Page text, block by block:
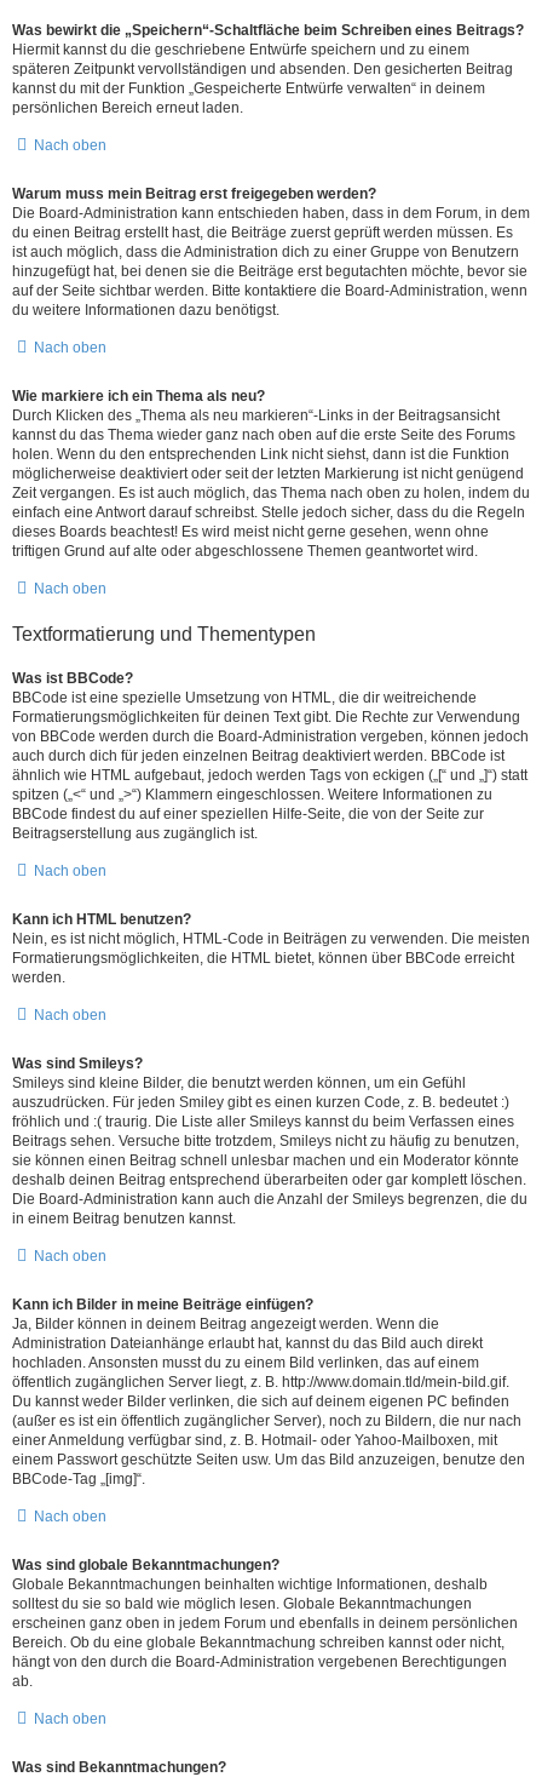
Was bewirkt die „Speichern“-Schaltfläche beim Schreiben eines Beitrags?
Hiermit kannst du die geschriebene Entwürfe speichern und zu einem
späteren Zeitpunkt vervollständigen und absenden. Den gesicherten Beitrag
kannst du mit der Funktion „Gespeicherte Entwürfe verwalten“ in deinem
persönlichen Bereich erneut laden.
Nach oben
Warum muss mein Beitrag erst freigegeben werden?
Die Board-Administration kann entschieden haben, dass in dem Forum, in dem
du einen Beitrag erstellt hast, die Beiträge zuerst geprüft werden müssen. Es
ist auch möglich, dass die Administration dich zu einer Gruppe von Benutzern
hinzugefügt hat, bei denen sie die Beiträge erst begutachten möchte, bevor sie
auf der Seite sichtbar werden. Bitte kontaktiere die Board-Administration, wenn
du weitere Informationen dazu benötigst.
Nach oben
Wie markiere ich ein Thema als neu?
Durch Klicken des „Thema als neu markieren“-Links in der Beitragsansicht
kannst du das Thema wieder ganz nach oben auf die erste Seite des Forums
holen. Wenn du den entsprechenden Link nicht siehst, dann ist die Funktion
möglicherweise deaktiviert oder seit der letzten Markierung ist nicht genügend
Zeit vergangen. Es ist auch möglich, das Thema nach oben zu holen, indem du
einfach eine Antwort darauf schreibst. Stelle jedoch sicher, dass du die Regeln
dieses Boards beachtest! Es wird meist nicht gerne gesehen, wenn ohne
triftigen Grund auf alte oder abgeschlossene Themen geantwortet wird.
Nach oben
Textformatierung und Thementypen
Was ist BBCode?
BBCode ist eine spezielle Umsetzung von HTML, die dir weitreichende
Formatierungsmöglichkeiten für deinen Text gibt. Die Rechte zur Verwendung
von BBCode werden durch die Board-Administration vergeben, können jedoch
auch durch dich für jeden einzelnen Beitrag deaktiviert werden. BBCode ist
ähnlich wie HTML aufgebaut, jedoch werden Tags von eckigen („[“ und „]“) statt
spitzen („<“ und „>“) Klammern eingeschlossen. Weitere Informationen zu
BBCode findest du auf einer speziellen Hilfe-Seite, die von der Seite zur
Beitragserstellung aus zugänglich ist.
Nach oben
Kann ich HTML benutzen?
Nein, es ist nicht möglich, HTML-Code in Beiträgen zu verwenden. Die meisten
Formatierungsmöglichkeiten, die HTML bietet, können über BBCode erreicht
werden.
Nach oben
Was sind Smileys?
Smileys sind kleine Bilder, die benutzt werden können, um ein Gefühl
auszudrücken. Für jeden Smiley gibt es einen kurzen Code, z. B. bedeutet :)
fröhlich und :( traurig. Die Liste aller Smileys kannst du beim Verfassen eines
Beitrags sehen. Versuche bitte trotzdem, Smileys nicht zu häufig zu benutzen,
sie können einen Beitrag schnell unlesbar machen und ein Moderator könnte
deshalb deinen Beitrag entsprechend überarbeiten oder gar komplett löschen.
Die Board-Administration kann auch die Anzahl der Smileys begrenzen, die du
in einem Beitrag benutzen kannst.
Nach oben
Kann ich Bilder in meine Beiträge einfügen?
Ja, Bilder können in deinem Beitrag angezeigt werden. Wenn die
Administration Dateianhänge erlaubt hat, kannst du das Bild auch direkt
hochladen. Ansonsten musst du zu einem Bild verlinken, das auf einem
öffentlich zugänglichen Server liegt, z. B. http://www.domain.tld/mein-bild.gif.
Du kannst weder Bilder verlinken, die sich auf deinem eigenen PC befinden
(außer es ist ein öffentlich zugänglicher Server), noch zu Bildern, die nur nach
einer Anmeldung verfügbar sind, z. B. Hotmail- oder Yahoo-Mailboxen, mit
einem Passwort geschützte Seiten usw. Um das Bild anzuzeigen, benutze den
BBCode-Tag „[img]“.
Nach oben
Was sind globale Bekanntmachungen?
Globale Bekanntmachungen beinhalten wichtige Informationen, deshalb
solltest du sie so bald wie möglich lesen. Globale Bekanntmachungen
erscheinen ganz oben in jedem Forum und ebenfalls in deinem persönlichen
Bereich. Ob du eine globale Bekanntmachung schreiben kannst oder nicht,
hängt von den durch die Board-Administration vergebenen Berechtigungen
ab.
Nach oben
Was sind Bekanntmachungen?